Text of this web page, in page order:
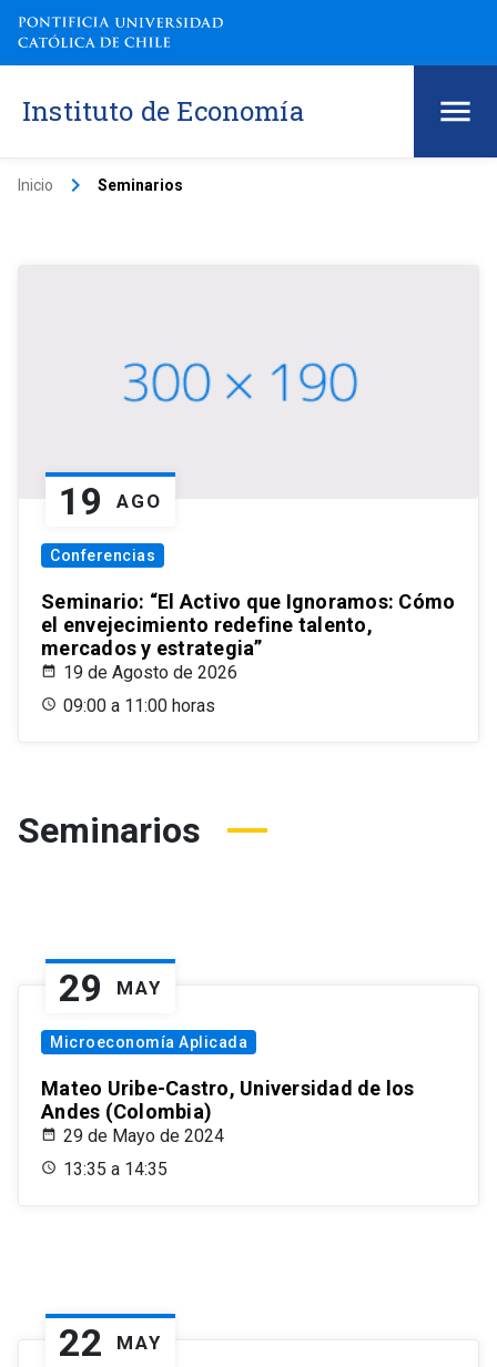
Instituto de Economía
Inicio keyboard_arrow_right Seminarios
19 AGO
Conferencias
Seminario: “El Activo que Ignoramos: Cómo
el envejecimiento redefine talento,
mercados y estrategia”
19 de Agosto de 2026
09:00 a 11:00 horas
Seminarios
29 MAY
Microeconomía Aplicada
Mateo Uribe-Castro, Universidad de los
Andes (Colombia)
29 de Mayo de 2024
13:35 a 14:35
22 MAY